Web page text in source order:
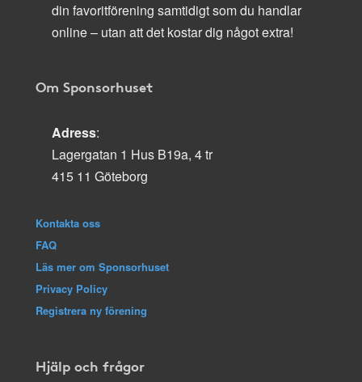
din favoritförening samtidigt som du handlar
online – utan att det kostar dig något extra!
Om Sponsorhuset
Adress:
Lagergatan 1 Hus B19a, 4 tr
415 11 Göteborg
Kontakta oss
FAQ
Läs mer om Sponsorhuset
Privacy Policy
Registrera ny förening
Hjälp och frågor